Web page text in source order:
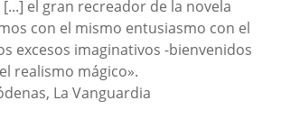
el gran recreador de la novela
con el mismo entusiasmo con el
excesos imaginativos -bienvenidos
realismo mágico».
La Vanguardia